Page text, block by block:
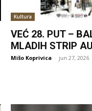
Kultura
VEĆ 28. PUT –
MLADIH STRIP
Mišo Koprivica - jun 27, 2026